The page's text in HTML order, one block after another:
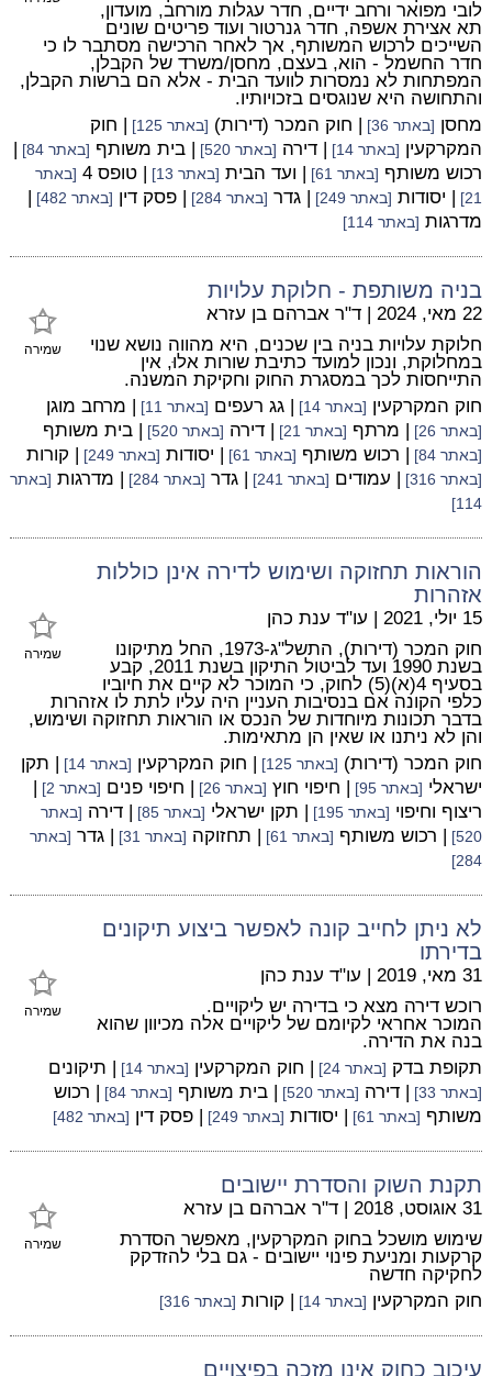
לובי מפואר ורחב ידיים, חדר עגלות מורחב, מועדון,
תא אצירת אשפה, חדר גנרטור ועוד פריטים שונים
השייכים לרכוש המשותף, אך לאחר הרכישה מסתבר לו כי
חדר החשמל - הוא, בעצם, מחסן/משרד של הקבלן,
המפתחות לא נמסרות לוועד הבית - אלא הם ברשות הקבלן,
והתחושה היא שנוגסים בזכויותיו.
מחסן [באתר 36] | חוק המכר (דירות) [באתר 125]
| חוק
המקרקעין [באתר 14] | דירה [באתר 520] | בית משותף [באתר 84]
|
רכוש משותף [באתר 61] | ועד הבית [באתר 13] | טופס 4
[באתר
21]
| יסודות [באתר 249] | גדר [באתר 284] | פסק דין [באתר 482]
|
מדרגות [באתר 114]
בניה משותפת - חלוקת עלויות
שמירה
22 מאי, 2024 | ד"ר אברהם בן עזרא
חלוקת עלויות בניה בין שכנים, היא מהווה נושא שנוי
במחלוקת, ונכון למועד כתיבת שורות אלוּ, אין
התייחסות לכך במסגרת החוק וחקיקת המשנה.
חוק המקרקעין [באתר 14] | גג רעפים [באתר 11] | מרחב מוגן
[באתר 26] | מרתף [באתר 21] | דירה [באתר 520] | בית משותף
[באתר 84] | רכוש משותף [באתר 61] | יסודות [באתר 249] | קורות
[באתר 316] | עמודים [באתר 241] | גדר [באתר 284] | מדרגות [באתר
114]
הוראות תחזוקה ושימוש לדירה אינן כוללות
אזהרות
שמירה
15 יולי, 2021 | עו"ד ענת כהן
חוק המכר (דירות), התשל"ג-1973, החל מתיקונו
בשנת 1990 ועד לביטול התיקון בשנת 2011, קבע
בסעיף 4(א)(5) לחוק, כי המוכר לא קיים את חיוביו
כלפי הקונה אם בנסיבות העניין היה עליו לתת לו אזהרות
בדבר תכונות מיוחדות של הנכס או הוראות תחזוקה ושימוש,
והן לא ניתנו או שאין הן מתאימות.
חוק המכר (דירות) [באתר 125] | חוק המקרקעין [באתר 14]
| תקן
ישראלי [באתר 95] | חיפוי חוץ [באתר 26] | חיפוי פנים [באתר 2]
|
ריצוף וחיפוי [באתר 195] | תקן ישראלי [באתר 85] | דירה [באתר
520]
| רכוש משותף [באתר 61] | תחזוקה [באתר 31] | גדר [באתר
284]
לא ניתן לחייב קונה לאפשר ביצוע תיקונים
בדירתו
שמירה
31 מאי, 2019 | עו"ד ענת כהן
רוכש דירה מצא כי בדירה יש ליקויים.
המוכר אחראי לקיומם של ליקויים אלה מכיוון שהוא
בנה את הדירה.
תקופת בדק [באתר 24] | חוק המקרקעין [באתר 14] | תיקונים
[באתר 33] | דירה [באתר 520] | בית משותף [באתר 84]
| רכוש
משותף [באתר 61] | יסודות [באתר 249] | פסק דין [באתר 482]
תקנת השוק והסדרת יישובים
שמירה
31 אוגוסט, 2018 | ד"ר אברהם בן עזרא
שימוש מושכל בחוק המקרקעין, מאפשר הסדרת
קרקעות ומניעת פינוי יישובים - גם בלי להזדקק
לחקיקה חדשה
חוק המקרקעין [באתר 14] | קורות [באתר 316]
עיכוב כחוק אינו מזכה בפיצויים